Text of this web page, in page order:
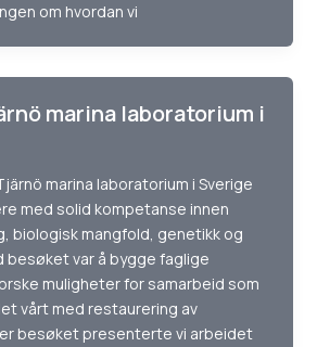
om hvordan vi
marina laboratorium i
marina laboratorium i Sverige
med solid kompetanse innen
biologisk mangfold, genetikk og
besøket var å bygge faglige
muligheter for samarbeid som
vårt med restaurering av
besøket presenterte vi arbeidet